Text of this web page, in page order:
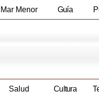
Mar Menor Guía
Salud Cultura